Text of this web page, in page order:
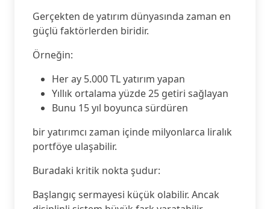
Gerçekten de yatırım dünyasında zaman en
güçlü faktörlerden biridir.
Örneğin:
Her ay 5.000 TL yatırım yapan
Yıllık ortalama yüzde 25 getiri sağlayan
Bunu 15 yıl boyunca sürdüren
bir yatırımcı zaman içinde milyonlarca liralık
portföye ulaşabilir.
Buradaki kritik nokta şudur:
Başlangıç sermayesi küçük olabilir. Ancak